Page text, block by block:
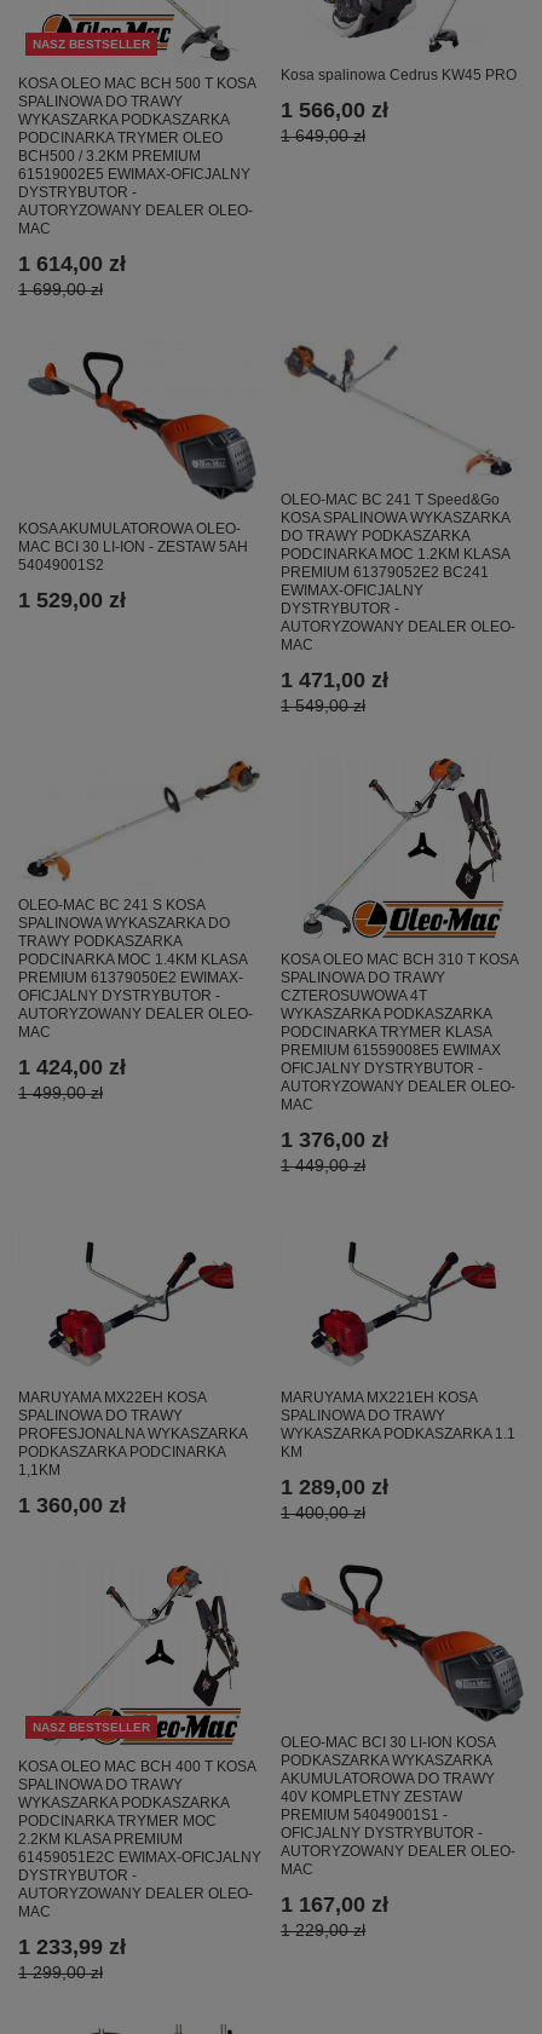
NASZ BESTSELLER
KOSA OLEO MAC BCH 500 T KOSA
SPALINOWA DO TRAWY
WYKASZARKA PODKASZARKA
PODCINARKA TRYMER OLEO
BCH500 / 3.2KM PREMIUM
61519002E5 EWIMAX-OFICJALNY
DYSTRYBUTOR -
AUTORYZOWANY DEALER OLEO-
MAC
1 614,00 zł
1 699,00 zł
Kosa spalinowa Cedrus KW45 PRO
1 566,00 zł
1 649,00 zł
KOSA AKUMULATOROWA OLEO-
MAC BCI 30 LI-ION - ZESTAW 5AH
54049001S2
1 529,00 zł
OLEO-MAC BC 241 T Speed&Go
KOSA SPALINOWA WYKASZARKA
DO TRAWY PODKASZARKA
PODCINARKA MOC 1.2KM KLASA
PREMIUM 61379052E2 BC241
EWIMAX-OFICJALNY
DYSTRYBUTOR -
AUTORYZOWANY DEALER OLEO-
MAC
1 471,00 zł
1 549,00 zł
OLEO-MAC BC 241 S KOSA
SPALINOWA WYKASZARKA DO
TRAWY PODKASZARKA
PODCINARKA MOC 1.4KM KLASA
PREMIUM 61379050E2 EWIMAX-
OFICJALNY DYSTRYBUTOR -
AUTORYZOWANY DEALER OLEO-
MAC
1 424,00 zł
1 499,00 zł
KOSA OLEO MAC BCH 310 T KOSA
SPALINOWA DO TRAWY
CZTEROSUWOWA 4T
WYKASZARKA PODKASZARKA
PODCINARKA TRYMER KLASA
PREMIUM 61559008E5 EWIMAX
OFICJALNY DYSTRYBUTOR -
AUTORYZOWANY DEALER OLEO-
MAC
1 376,00 zł
1 449,00 zł
MARUYAMA MX22EH KOSA
SPALINOWA DO TRAWY
PROFESJONALNA WYKASZARKA
PODKASZARKA PODCINARKA
1,1KM
1 360,00 zł
MARUYAMA MX221EH KOSA
SPALINOWA DO TRAWY
WYKASZARKA PODKASZARKA 1.1
KM
1 289,00 zł
1 400,00 zł
NASZ BESTSELLER
KOSA OLEO MAC BCH 400 T KOSA
SPALINOWA DO TRAWY
WYKASZARKA PODKASZARKA
PODCINARKA TRYMER MOC
2.2KM KLASA PREMIUM
61459051E2C EWIMAX-OFICJALNY
DYSTRYBUTOR -
AUTORYZOWANY DEALER OLEO-
MAC
1 233,99 zł
1 299,00 zł
OLEO-MAC BCI 30 LI-ION KOSA
PODKASZARKA WYKASZARKA
AKUMULATOROWA DO TRAWY
40V KOMPLETNY ZESTAW
PREMIUM 54049001S1 -
OFICJALNY DYSTRYBUTOR -
AUTORYZOWANY DEALER OLEO-
MAC
1 167,00 zł
1 229,00 zł